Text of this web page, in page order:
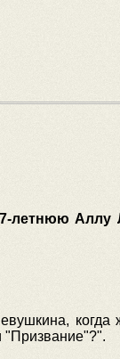
летнюю Аллу
когда
"Призвание"?".